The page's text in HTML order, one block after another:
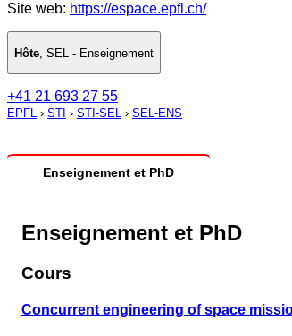
Site web: https://espace.epfl.ch/
Hôte SEL - Enseignement
+41 21 693 27 55
EPFL › STI › STI-SEL › SEL-ENS
Enseignement et PhD
Enseignement et PhD
Cours
Concurrent engineering of space